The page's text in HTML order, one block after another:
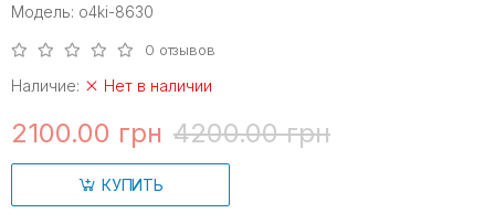
Модель: o4ki-8630
0 отзывов
Наличие: Нет в наличии
2100.00 грн 4200.00 грн
КУПИТЬ